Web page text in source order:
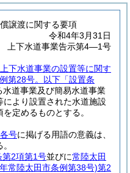
譲渡に関する要項
令和4年3月31日
上下水道事業告示第4―1号
下水道事業の設置等に関す
第28号。以下「設置条
水道事業及び簡易水道事業
より設置された水道施設
定めるものとする。
号に掲げる用語の意義は、
第2項第1号並びに常陸太田
常陸太田市条例第38号)第2